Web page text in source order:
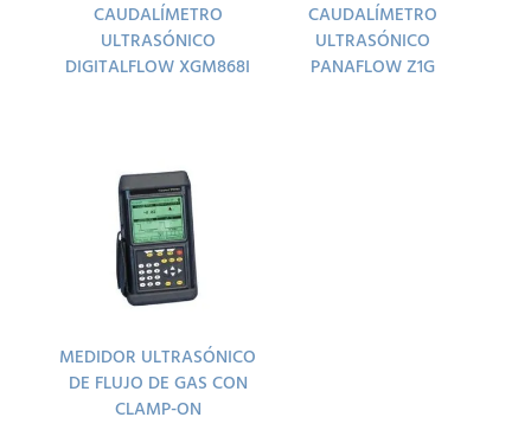
CAUDALÍMETRO
ULTRASÓNICO
DIGITALFLOW XGM868I
CAUDALÍMETRO
ULTRASÓNICO
PANAFLOW Z1G
MEDIDOR ULTRASÓNICO
DE FLUJO DE GAS CON
CLAMP-ON